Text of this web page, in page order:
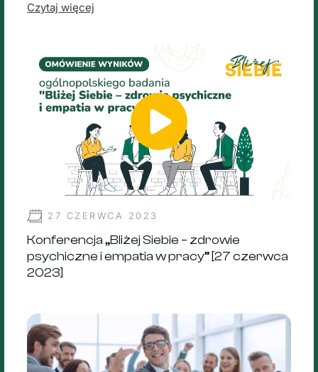
Czytaj więcej
27 CZERWCA 2023
Konferencja „Bliżej Siebie – zdrowie
psychiczne i empatia w pracy” [27 czerwca
2023]